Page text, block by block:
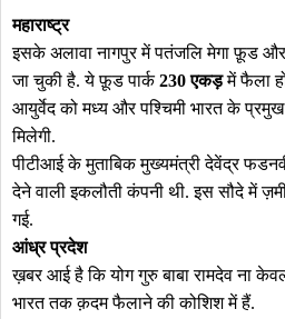
महाराष्ट्र
इसके अलावा नागपुर में पतंजलि मेगा फ़ूड और
जा चुकी है. ये फ़ूड पार्क230 एकड़में फैला
आयुर्वेद को मध्य और पश्चिमी भारत के
मिलेगी.
पीटीआई के मुताबिक मुख्यमंत्री देवेंद्र
देने वाली इकलौती कंपनी थी. इस सौदे में
गई.
आंध्र प्रदेश
ख़बर आई है कि योग गुरु बाबा रामदेव ना
भारत तक क़दम फैलाने की कोशिश में हैं.